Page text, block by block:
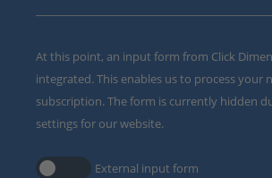
At this point, an input form from Click
integrated. This enables us to process your
subscription. The form is currently hidden
settings for our website.
External input form